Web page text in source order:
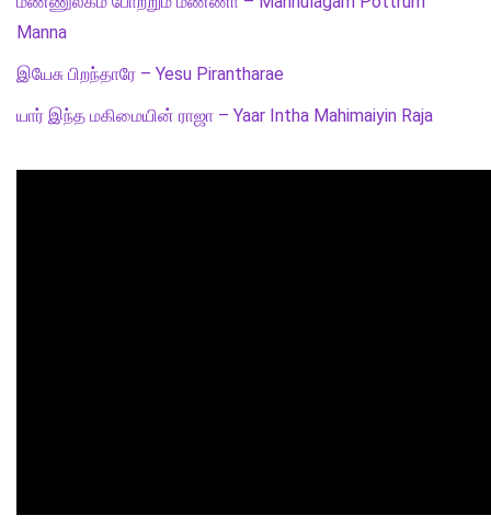
Manna
இயேசு பிறந்தாரே – Yesu Pirantharae
யார் இந்த மகிமையின் ராஜா – Yaar Intha Mahimaiyin Raja